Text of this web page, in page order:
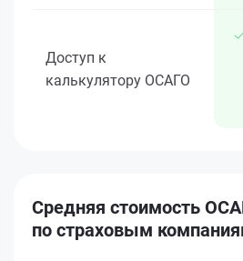
Доступ к
калькулятору ОСАГО
Средняя стоимость
по страховым